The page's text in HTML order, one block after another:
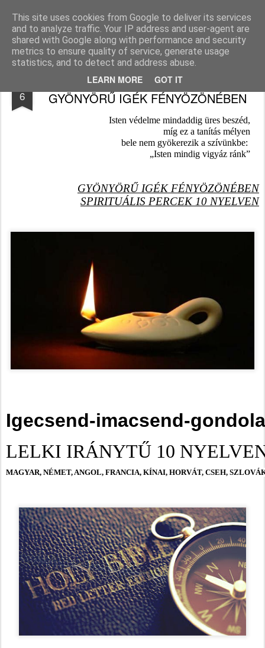
This site uses cookies from Google to deliver its services
and to analyze traffic. Your IP address and user-agent are
shared with Google along with performance and security
metrics to ensure quality of service, generate usage
statistics, and to detect and address abuse.
LEARN MORE GOT IT
Békefy Lajos
Pages
6
AZ IGAZI EMBER VÉDELEMRŐL -
GYÖNYÖRŰ IGÉK FÉNYÖZÖNÉBEN
Isten védelme mindaddig üres beszéd,
míg ez a tanítás mélyen
bele nem gyökerezik a szívünkbe:
„Isten mindig vigyáz ránk”
GYÖNYÖRŰ IGÉK FÉNYÖZÖNÉBEN
SPIRITUÁLIS PERCEK 10 NYELVEN
Igecsend-imacsend-
LELKI IRÁNYTŰ 10
MAGYAR, NÉMET, ANGOL, FRANCIA, KÍNAI, HORVÁT, CSEH,